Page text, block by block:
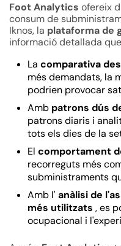
Foot Analytics ofereix
consum de
Iknos, la plataforma de
informació detallada
La comparativa
més demandats, la
podrien provocar
Amb patrons dús
patrons diaris i
tots els dies de la
El comportament
recorreguts més
subministraments
Amb l' anàlisi de
més utilitzats , es
ocupacional i